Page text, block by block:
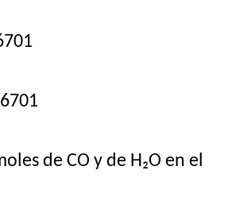
de CO y de H₂O en el